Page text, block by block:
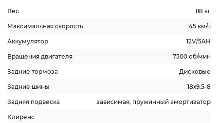
Вес 118 кг
Максимальная скорость 45 км/ч
Аккумулятор 12V/5AH
Вращения двигателя 7500 об/мин
Задние тормоза Дисковые
Задние шины 18х9.5-8
Задняя подвеска зависимая, пружинный амортизатор
Клиренс